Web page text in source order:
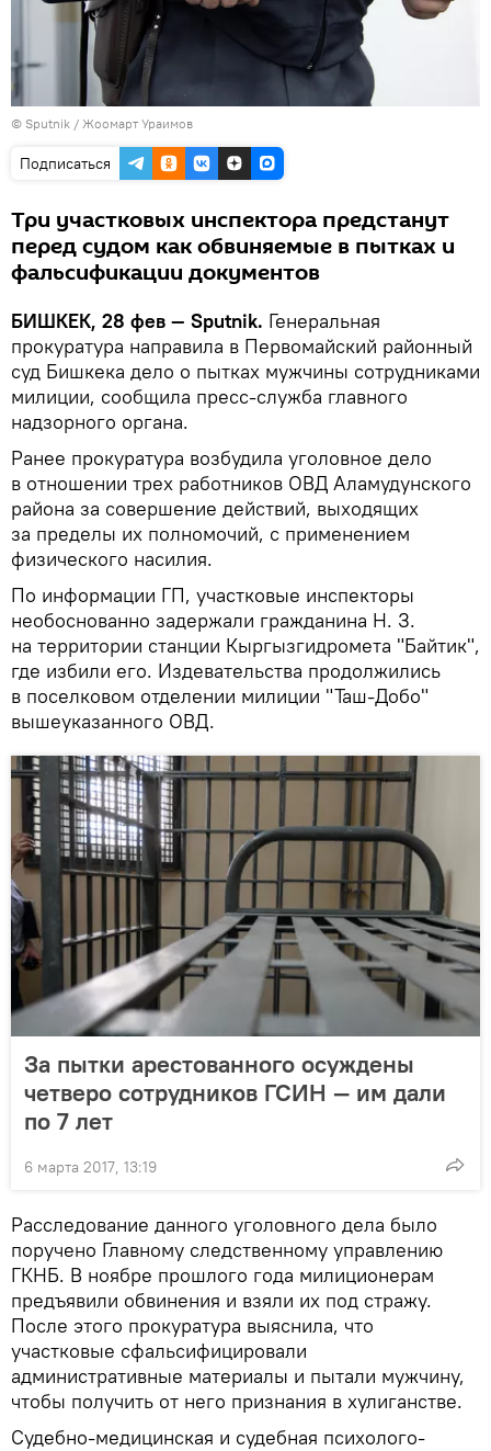
© Sputnik / Жоомарт Ураимов
Подписаться
Три участковых инспектора предстанут
перед судом как обвиняемые в пытках и
фальсификации документов
БИШКЕК, 28 фев — Sputnik. Генеральная
прокуратура направила в Первомайский районный
суд Бишкека дело о пытках мужчины сотрудниками
милиции, сообщила пресс-служба главного
надзорного органа.
Ранее прокуратура возбудила уголовное дело
в отношении трех работников ОВД Аламудунского
района за совершение действий, выходящих
за пределы их полномочий, с применением
физического насилия.
По информации ГП, участковые инспекторы
необоснованно задержали гражданина Н. З.
на территории станции Кыргызгидромета "Байтик",
где избили его. Издевательства продолжились
в поселковом отделении милиции "Таш-Добо"
вышеуказанного ОВД.
За пытки арестованного осуждены
четверо сотрудников ГСИН — им дали
по 7 лет
6 марта 2017, 13:19
Расследование данного уголовного дела было
поручено Главному следственному управлению
ГКНБ. В ноябре прошлого года милиционерам
предъявили обвинения и взяли их под стражу.
После этого прокуратура выяснила, что
участковые сфальсифицировали
административные материалы и пытали мужчину,
чтобы получить от него признания в хулиганстве.
Судебно-медицинская и судебная психолого-